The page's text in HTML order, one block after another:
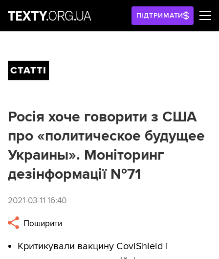
ПІДТРИМАТИ
СТАТТІ
Росія хоче говорити з США
про «политическое будущее
Украины». Моніторинг
дезінформації №71
2021-03-11 16:40
Поширити
Критикували вакцину CoviShield і